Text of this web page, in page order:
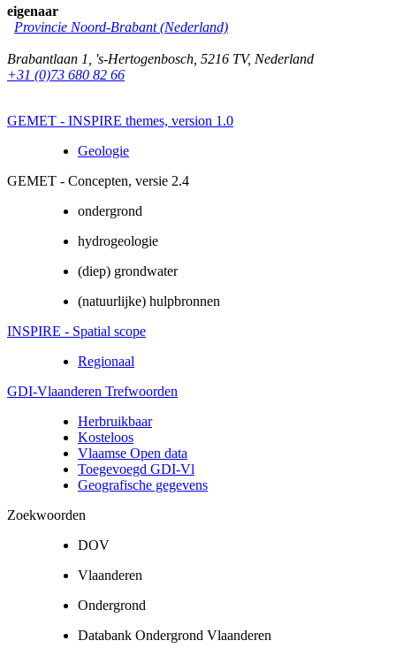
eigenaar
Provincie Noord-Brabant (Nederland)
Brabantlaan 1 's-Hertogenbosch 5216 TV, Nederland
+31 (0)73 680 82 66
GEMET - INSPIRE themes, version 1.0
Geologie
GEMET - Concepten, versie 2.4
ondergrond
hydrogeologie
(diep) grondwater
(natuurlijke) hulpbronnen
INSPIRE - Spatial scope
Regionaal
GDI-Vlaanderen Trefwoorden
Herbruikbaar
Kosteloos
Vlaamse Open data
Toegevoegd GDI-Vl
Geografische gegevens
Zoekwoorden
DOV
Vlaanderen
Ondergrond
Databank Ondergrond Vlaanderen